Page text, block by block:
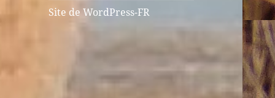
Site de WordPress-FR